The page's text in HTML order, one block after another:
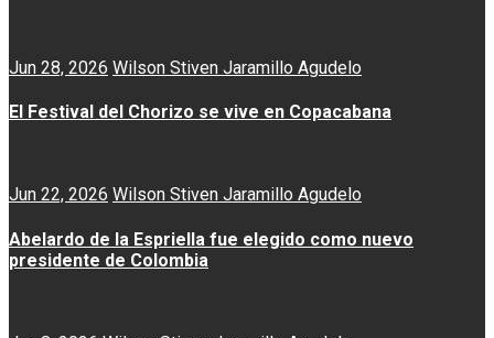
Jun 28, 2026 Wilson Stiven Jaramillo Agudelo
El Festival del Chorizo se vive en Copacabana
Jun 22, 2026 Wilson Stiven Jaramillo Agudelo
Abelardo de la Espriella fue elegido como nuevo
presidente de Colombia